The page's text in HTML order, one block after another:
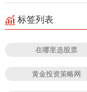
标签列表
在哪里选股票
黄金投资策略网